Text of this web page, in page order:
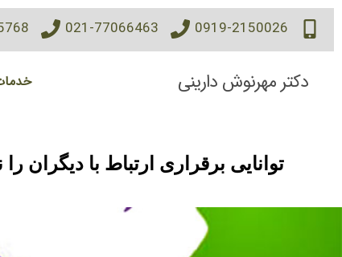
0919-2150026
021-77066463
دکتر مهرنوش دارینی
توانایی برقراری ارتباط با دیگران را